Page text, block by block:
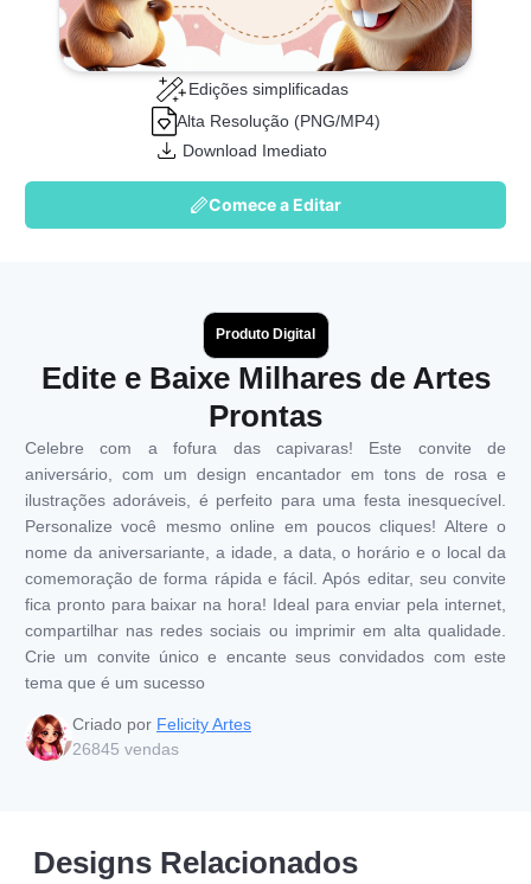
Edições simplificadas
Alta Resolução (PNG/MP4)
Download Imediato
Comece a Editar
Produto Digital
Edite e Baixe Milhares de Artes
Prontas
Celebre com a fofura das capivaras! Este convite de
aniversário, com um design encantador em tons de rosa e
ilustrações adoráveis, é perfeito para uma festa inesquecível.
Personalize você mesmo online em poucos cliques! Altere o
nome da aniversariante, a idade, a data, o horário e o local da
comemoração de forma rápida e fácil. Após editar, seu convite
fica pronto para baixar na hora! Ideal para enviar pela internet,
compartilhar nas redes sociais ou imprimir em alta qualidade.
Crie um convite único e encante seus convidados com este
tema que é um sucesso
Criado por Felicity Artes
26845 vendas
Designs Relacionados